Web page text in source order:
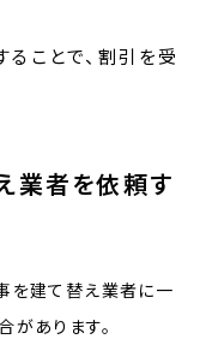
ことで、割引を受
業者を依頼す
を建て替え業者に一
あります。